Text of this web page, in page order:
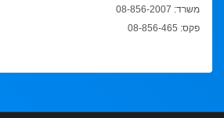
משרד: 08-856-2007
פקס: 08-856-465